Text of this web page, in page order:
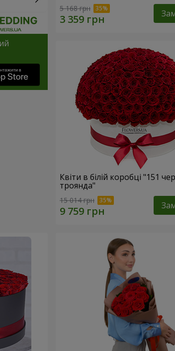
5 168 грн
Квіти в білій коробці "151
троянда"
15 014 грн